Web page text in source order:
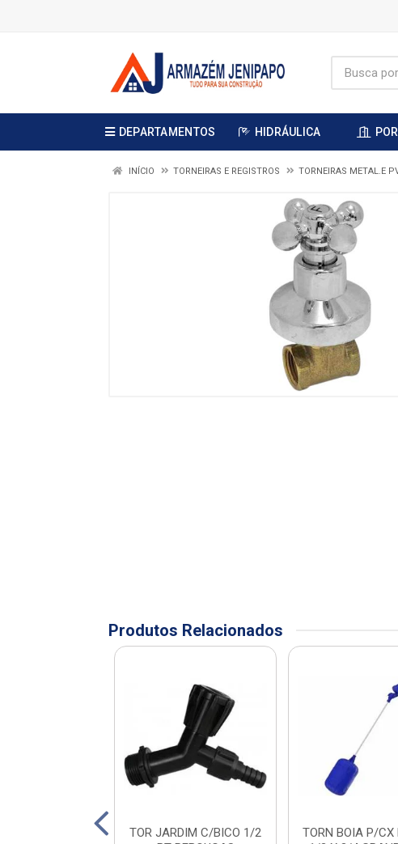
DEPARTAMENTOS HIDRÁULICA
INÍCIO TORNEIRAS E REGISTROS TORNEIRAS METAL.E
Produtos Relacionados
TOR JARDIM C/BICO 1/2
TORN BOIA P/CX